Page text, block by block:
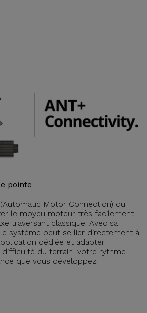
pointe
Motor Connection) qui
le moyeu moteur très facilement
traversant classique. Avec sa
système peut se lier directement à
dédiée et adapter
difficulté du terrain, votre rythme
que vous développez.